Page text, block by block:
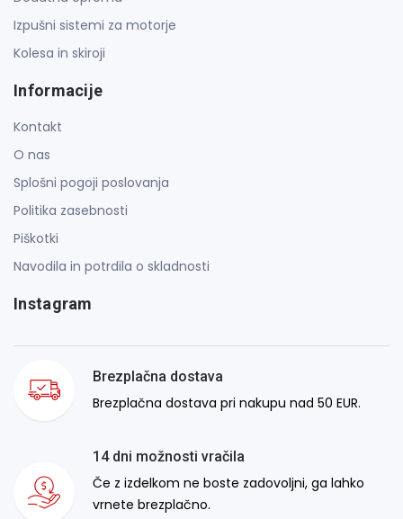
Izpušni sistemi za motorje
Kolesa in skiroji
Informacije
Kontakt
O nas
Splošni pogoji poslovanja
Politika zasebnosti
Piškotki
Navodila in potrdila o skladnosti
Instagram
Brezplačna dostava
Brezplačna dostava pri nakupu nad 50 EUR.
14 dni možnosti vračila
Če z izdelkom ne boste zadovoljni, ga lahko
vrnete brezplačno.